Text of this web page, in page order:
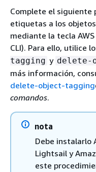
Complete el siguiente
etiquetas a los
mediante la tecla
CLI). Para ello, utilice
tagging y delete-
más información,
delete-object-tagging
comandos.
nota
Debe instalarlo
Lightsail y
este